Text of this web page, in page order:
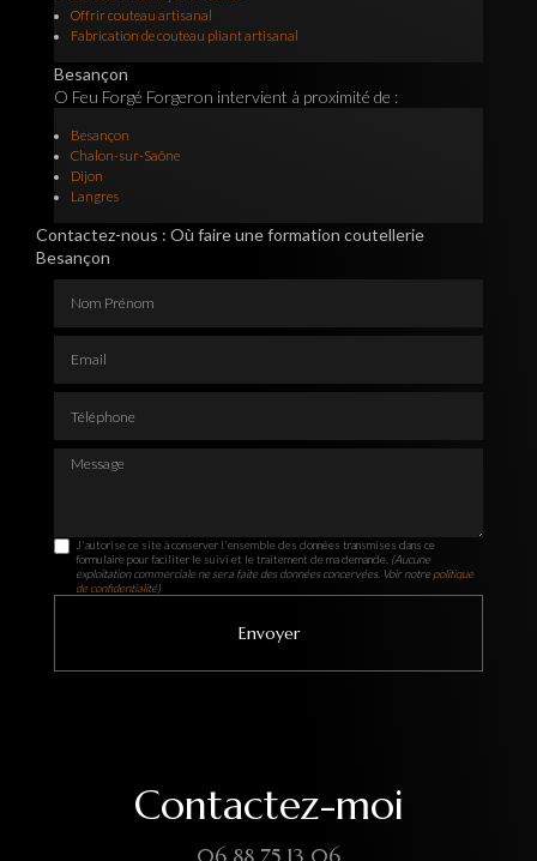
Offrir couteau artisanal
Fabrication de couteau pliant artisanal
Besançon
O Feu Forgé Forgeron intervient à proximité de :
Besançon
Chalon-sur-Saône
Dijon
Langres
Contactez-nous : Où faire une formation coutellerie
Besançon
Message
J'autorise ce site à conserver l'ensemble des données transmises dans ce
formulaire pour faciliter le suivi et le traitement de ma demande. (Aucune
exploitation commerciale ne sera faite des données concervées. Voir notrepolitique
de confidentialité)
Contactez-moi